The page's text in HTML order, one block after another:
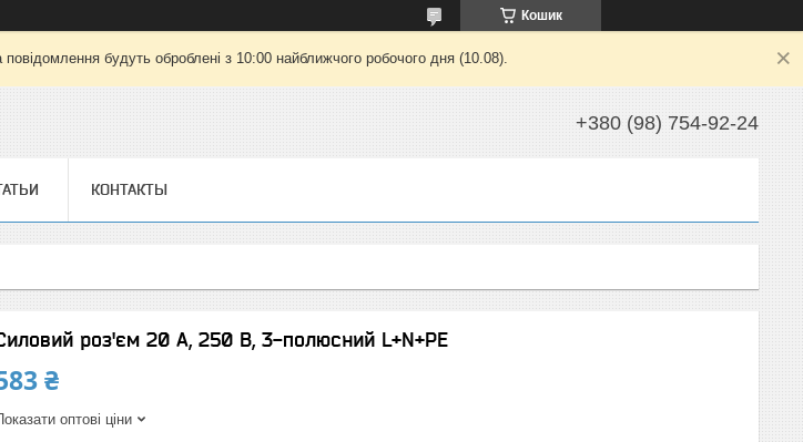
Кошик
будуть оброблені з 10:00 найближчого робочого дня (10.08).
+380 (98) 754-92-24
КОНТАКТЫ
роз'єм 20 А, 250 В, 3-полюсний L+N+PE
₴
оптові ціни